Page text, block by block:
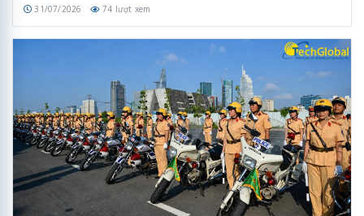
31/07/2026 74 lượt xem